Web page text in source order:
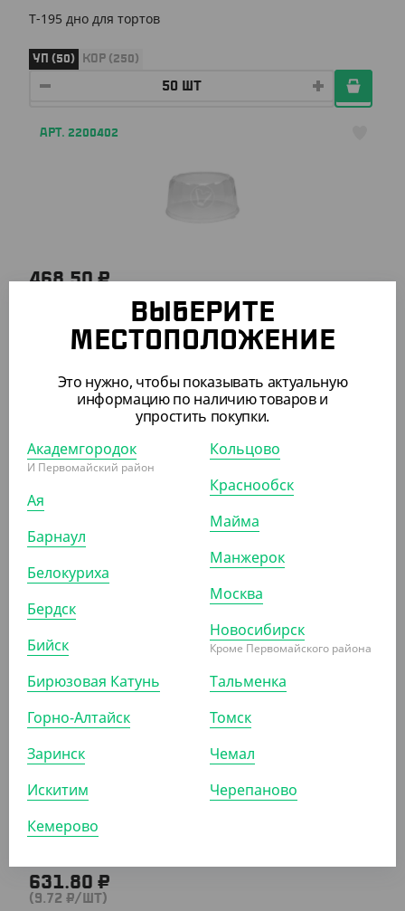
Т-195 дно для тортов
УП (50) КОР (250)
АРТ. 2200402
468.50 ₽
Т-195 крышка для тортов
1 569 ₽
Упаковка Т-200 для тортов (2652 25.6.0)
631.80 ₽
(9.72 ₽/ШТ)
ВЫБЕРИТЕ
МЕСТОПОЛОЖЕНИЕ
Это нужно, чтобы показывать актуальную
информацию по наличию товаров и
упростить покупки.
Академгородок
И Первомайский район
Ая
Барнаул
Белокуриха
Бердск
Бийск
Бирюзовая Катунь
Горно-Алтайск
Заринск
Искитим
Кемерово
Кольцово
Краснообск
Майма
Манжерок
Москва
Новосибирск
Кроме Первомайского района
Тальменка
Томск
Чемал
Черепаново